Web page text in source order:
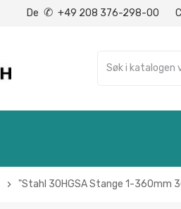
De ✆ +49 208 376-298-00
chevron_right "Stahl 30HGSA Stange 1-360mm